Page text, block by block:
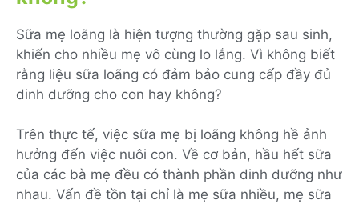
Sữa mẹ loãng là hiện tượng thường gặp sau sinh,
khiến cho nhiều mẹ vô cùng lo lắng. Vì không biết
rằng liệu sữa loãng có đảm bảo cung cấp đầy đủ
dinh dưỡng cho con hay không?
Trên thực tế, việc sữa mẹ bị loãng không hề ảnh
hưởng đến việc nuôi con. Về cơ bản, hầu hết sữa
của các bà mẹ đều có thành phần dinh dưỡng như
nhau. Vấn đề tồn tại chỉ là mẹ sữa nhiều, mẹ sữa